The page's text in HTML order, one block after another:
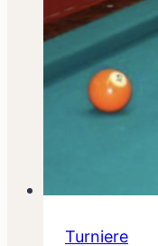
Turniere